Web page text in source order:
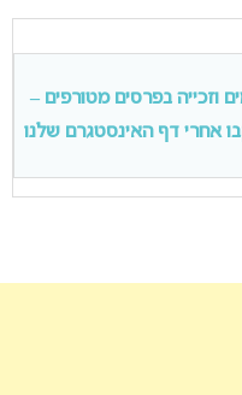
וזכייה בפרסים מטורפים –
אחרי דף האינסטגרם שלנו